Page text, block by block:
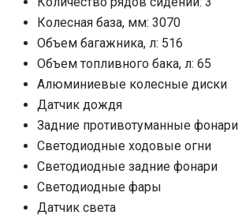
Колесная база, мм: 3070
Объем багажника, л: 516
Объем топливного бака, л: 65
Алюминиевые колесные диски
Датчик дождя
Задние противотуманные фонари
Светодиодные ходовые огни
Cветодиодные задние фонари
Светодиодные фары
Датчик света